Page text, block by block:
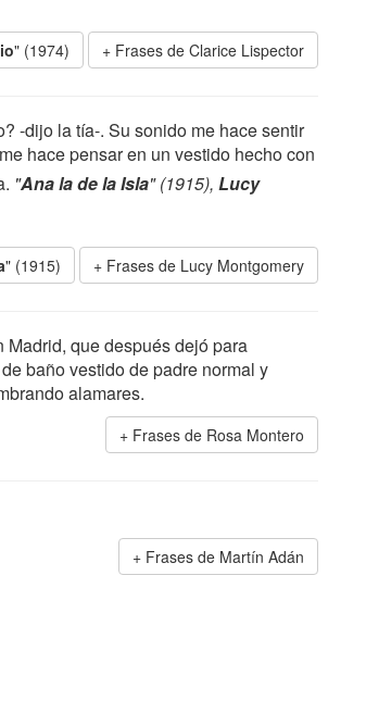
" (1974) Frases de Clarice Lispector
-dijo la tía-. Su sonido me hace sentir
hace pensar en un vestido hecho con
"Ana la de la Isla" (1915), Lucy
" (1915) Frases de Lucy Montgomery
que después dejó para
baño vestido de padre normal y
alamares.
Frases de Rosa Montero
Frases de Martín Adán